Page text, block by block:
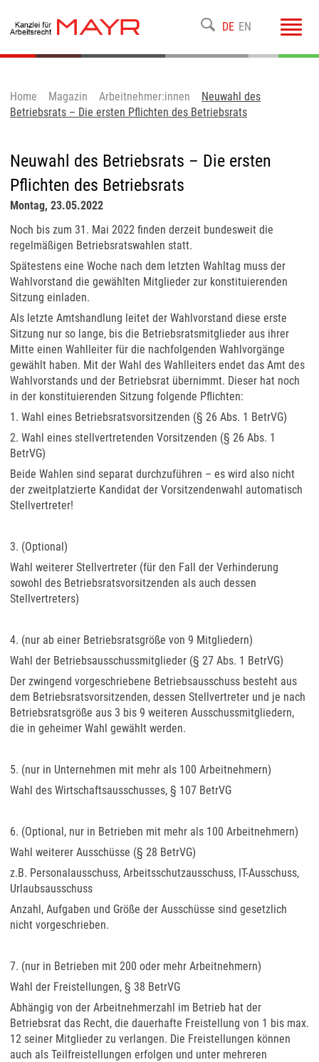
DE EN
Home Magazin Arbeitnehmer:innen
Neuwahl des
Betriebsrats – Die ersten Pflichten des Betriebsrats
Neuwahl des Betriebsrats – Die ersten
Pflichten des Betriebsrats
Montag, 23.05.2022
Noch bis zum 31. Mai 2022 finden derzeit bundesweit die
regelmäßigen Betriebsratswahlen statt.
Spätestens eine Woche nach dem letzten Wahltag muss der
Wahlvorstand die gewählten Mitglieder zur konstituierenden
Sitzung einladen.
Als letzte Amtshandlung leitet der Wahlvorstand diese erste
Sitzung nur so lange, bis die Betriebsratsmitglieder aus ihrer
Mitte einen Wahlleiter für die nachfolgenden Wahlvorgänge
gewählt haben. Mit der Wahl des Wahlleiters endet das Amt des
Wahlvorstands und der Betriebsrat übernimmt. Dieser hat noch
in der konstituierenden Sitzung folgende Pflichten:
1. Wahl eines Betriebsratsvorsitzenden (§ 26 Abs. 1 BetrVG)
2. Wahl eines stellvertretenden Vorsitzenden (§ 26 Abs. 1
BetrVG)
Beide Wahlen sind separat durchzuführen – es wird also nicht
der zweitplatzierte Kandidat der Vorsitzendenwahl automatisch
Stellvertreter!
3. (Optional)
Wahl weiterer Stellvertreter (für den Fall der Verhinderung
sowohl des Betriebsratsvorsitzenden als auch dessen
Stellvertreters)
4. (nur ab einer Betriebsratsgröße von 9 Mitgliedern)
Wahl der Betriebsausschussmitglieder (§ 27 Abs. 1 BetrVG)
Der zwingend vorgeschriebene Betriebsausschuss besteht aus
dem Betriebsratsvorsitzenden, dessen Stellvertreter und je nach
Betriebsratsgröße aus 3 bis 9 weiteren Ausschussmitgliedern,
die in geheimer Wahl gewählt werden.
5. (nur in Unternehmen mit mehr als 100 Arbeitnehmern)
Wahl des Wirtschaftsausschusses, § 107 BetrVG
6. (Optional, nur in Betrieben mit mehr als 100 Arbeitnehmern)
Wahl weiterer Ausschüsse (§ 28 BetrVG)
z.B. Personalausschuss, Arbeitsschutzausschuss, IT-Ausschuss,
Urlaubsausschuss
Anzahl, Aufgaben und Größe der Ausschüsse sind gesetzlich
nicht vorgeschrieben.
7. (nur in Betrieben mit 200 oder mehr Arbeitnehmern)
Wahl der Freistellungen, § 38 BetrVG
Abhängig von der Arbeitnehmerzahl im Betrieb hat der
Betriebsrat das Recht, die dauerhafte Freistellung von 1 bis max.
12 seiner Mitglieder zu verlangen. Die Freistellungen können
auch als Teilfreistellungen erfolgen und unter mehreren